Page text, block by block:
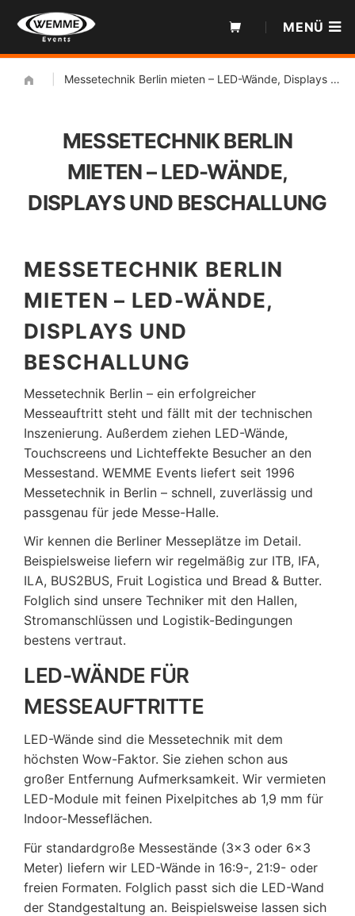
Inhalt
MENÜ
Messetechnik Berlin mieten – LED-Wände, Displays und Beschallung
MESSETECHNIK BERLIN
MIETEN – LED-WÄNDE,
DISPLAYS UND BESCHALLUNG
MESSETECHNIK BERLIN
MIETEN – LED-WÄNDE,
DISPLAYS UND
BESCHALLUNG
Messetechnik Berlin – ein erfolgreicher
Messeauftritt steht und fällt mit der technischen
Inszenierung. Außerdem ziehen LED-Wände,
Touchscreens und Lichteffekte Besucher an den
Messestand. WEMME Events liefert seit 1996
Messetechnik in Berlin – schnell, zuverlässig und
passgenau für jede Messe-Halle.
Wir kennen die Berliner Messeplätze im Detail.
Beispielsweise liefern wir regelmäßig zur ITB, IFA,
ILA, BUS2BUS, Fruit Logistica und Bread & Butter.
Folglich sind unsere Techniker mit den Hallen,
Stromanschlüssen und Logistik-Bedingungen
bestens vertraut.
LED-WÄNDE FÜR
MESSEAUFTRITTE
LED-Wände sind die Messetechnik mit dem
höchsten Wow-Faktor. Sie ziehen schon aus
großer Entfernung Aufmerksamkeit. Wir vermieten
LED-Module mit feinen Pixelpitches ab 1,9 mm für
Indoor-Messeflächen.
Für standardgroße Messestände (3×3 oder 6×3
Meter) liefern wir LED-Wände in 16:9-, 21:9- oder
freien Formaten. Folglich passt sich die LED-Wand
der Standgestaltung an. Beispielsweise lassen sich